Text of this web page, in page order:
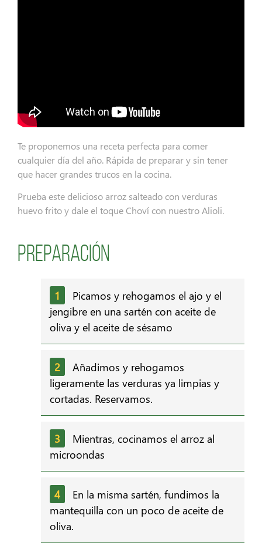
Te proponemos una receta perfecta para comer
cualquier día del año. Rápida de preparar y sin tener
que hacer grandes trucos en la cocina.
Prueba este delicioso arroz salteado con verduras
huevo frito y dale el toque Choví con nuestro Alioli.
Preparación
Picamos y rehogamos el ajo y el
jengibre en una sartén con aceite de
oliva y el aceite de sésamo
Añadimos y rehogamos
ligeramente las verduras ya limpias y
cortadas. Reservamos.
Mientras, cocinamos el arroz al
microondas
En la misma sartén, fundimos la
mantequilla con un poco de aceite de
oliva.